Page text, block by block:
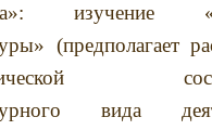
изучение
(предполагает
вида